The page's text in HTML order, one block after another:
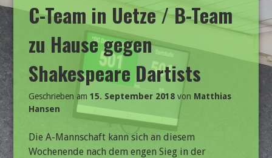
C-Team in Uetze / B-Team
zu Hause gegen
Shakespeare Dartists
Geschrieben am 15. September 2018von Matthias
Hansen
Die A-Mannschaft kann sich an diesem
Wochenende nach dem engen Sieg in der